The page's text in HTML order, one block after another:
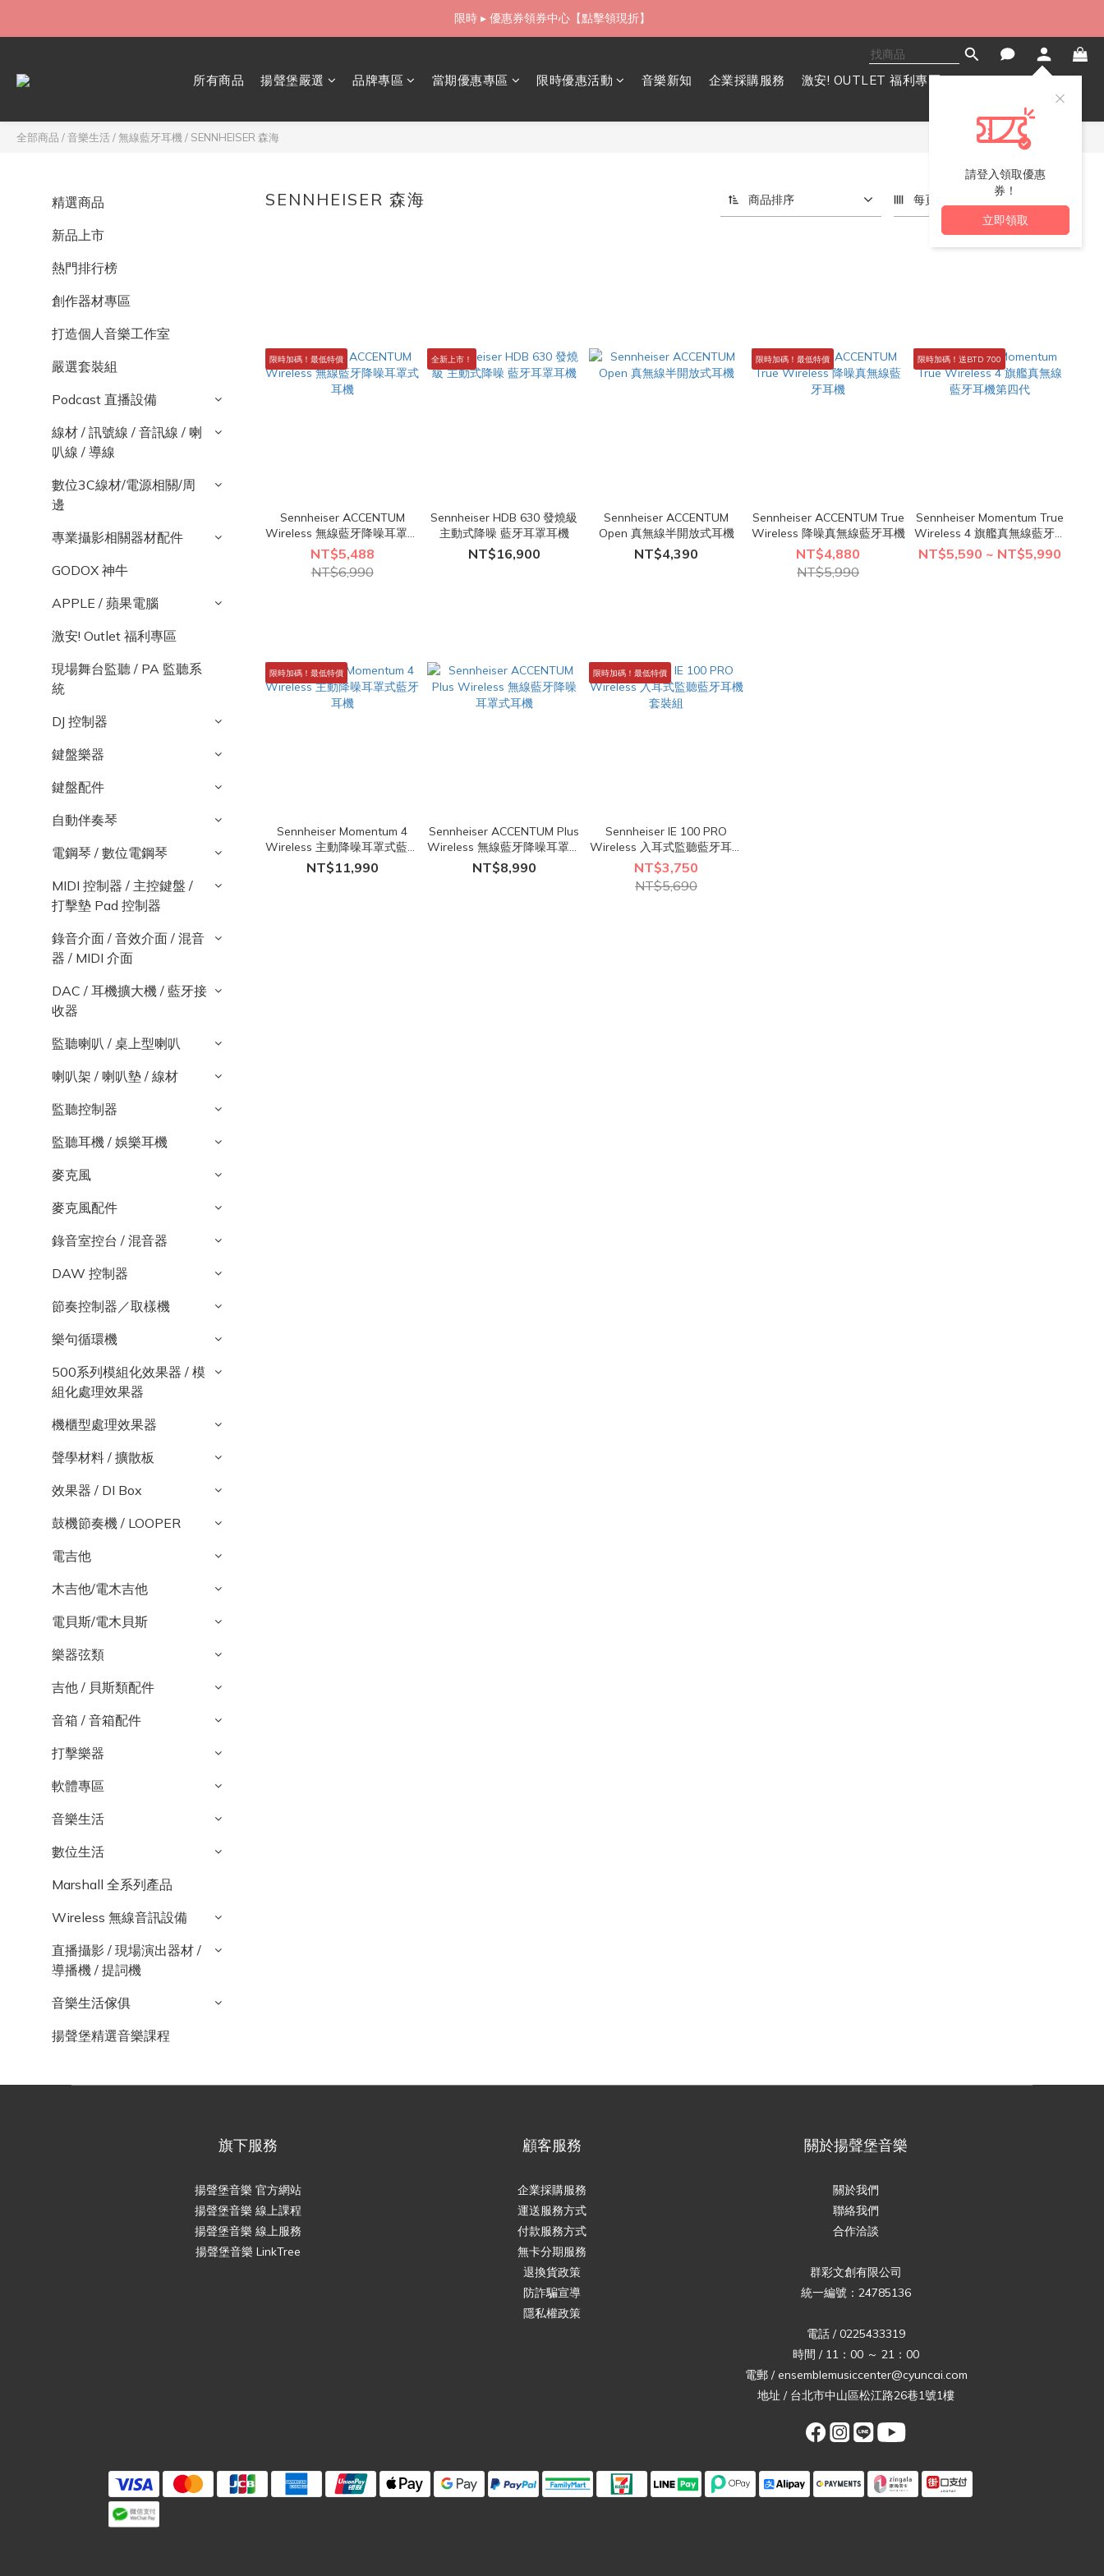
如需當日配送貨海外寄送，歡迎直接與我們聯繫
限時 ▸ 優惠券領券中心【點擊領現折】
請登入領取優惠
券！
立即領取
所有商品 揚聲堡嚴選 品牌專區 當期優惠專區 限時優惠活動 音樂新知 企業採購服務 激安! OUTLET 福利專區
全部商品 /音樂生活/無線藍牙耳機 / SENNHEISER 森海
精選商品
新品上市
熱門排行榜
創作器材專區
打造個人音樂工作室
嚴選套裝組
Podcast 直播設備
線材 / 訊號線 / 音訊線 / 喇
叭線 / 導線
數位3C線材/電源相關/周
邊
專業攝影相關器材配件
GODOX 神牛
APPLE / 蘋果電腦
激安! Outlet 福利專區
現場舞台監聽 / PA 監聽系
統
DJ 控制器
鍵盤樂器
鍵盤配件
自動伴奏琴
電鋼琴 / 數位電鋼琴
MIDI 控制器 / 主控鍵盤 /
打擊墊 Pad 控制器
錄音介面 / 音效介面 / 混音
器 / MIDI 介面
DAC / 耳機擴大機 / 藍牙接
收器
監聽喇叭 / 桌上型喇叭
喇叭架 / 喇叭墊 / 線材
監聽控制器
監聽耳機 / 娛樂耳機
麥克風
麥克風配件
錄音室控台 / 混音器
DAW 控制器
節奏控制器／取樣機
樂句循環機
500系列模組化效果器 / 模
組化處理效果器
機櫃型處理效果器
聲學材料 / 擴散板
效果器 / DI Box
鼓機節奏機 / LOOPER
電吉他
木吉他/電木吉他
電貝斯/電木貝斯
樂器弦類
吉他 / 貝斯類配件
音箱 / 音箱配件
打擊樂器
軟體專區
音樂生活
數位生活
Marshall 全系列產品
Wireless 無線音訊設備
直播攝影 / 現場演出器材 /
導播機 / 提詞機
音樂生活傢俱
揚聲堡精選音樂課程
SENNHEISER 森海 商品排序 每頁顯示 72 個
限時加碼！最低特價
Sennheiser ACCENTUM
Wireless 無線藍牙降噪耳罩式
耳機
NT$5,488
NT$6,990
全新上市！
Sennheiser HDB 630 發燒級
主動式降噪 藍牙耳罩耳機
NT$16,900
Sennheiser ACCENTUM
Open 真無線半開放式耳機
NT$4,390
限時加碼！最低特價
Sennheiser ACCENTUM True
Wireless 降噪真無線藍牙耳機
NT$4,880
NT$5,990
限時加碼！送BTD 700
Sennheiser Momentum True
Wireless 4 旗艦真無線藍牙耳
機第四代
NT$5,590 ~ NT$5,990
限時加碼！最低特價
Sennheiser Momentum 4
Wireless 主動降噪耳罩式藍牙
耳機
NT$11,990
Sennheiser ACCENTUM Plus
Wireless 無線藍牙降噪耳罩式
耳機
NT$8,990
限時加碼！最低特價
Sennheiser IE 100 PRO
Wireless 入耳式監聽藍牙耳機
套裝組
NT$3,750
NT$5,690
旗下服務
揚聲堡音樂 官方網站
揚聲堡音樂 線上課程
揚聲堡音樂 線上服務
揚聲堡音樂 LinkTree
顧客服務
企業採購服務
運送服務方式
付款服務方式
無卡分期服務
退換貨政策
防詐騙宣導
隱私權政策
關於揚聲堡音樂
關於我們
聯絡我們
合作洽談
群彩文創有限公司
統一編號：24785136
電話 / 0225433319
時間 / 11：00 ～ 21：00
電郵 / ensemblemusiccenter@cyuncai.com
地址 / 台北市中山區松江路26巷1號1樓